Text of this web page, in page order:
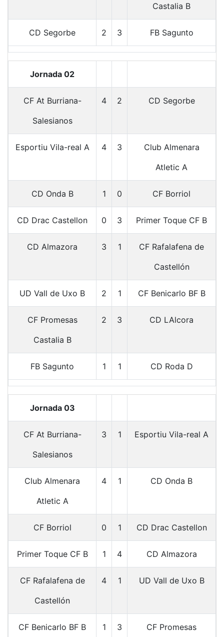
Castalia B
CD Segorbe 2 3 FB Sagunto
Jornada 02
CF At Burriana-
Salesianos
4 2 CD Segorbe
Esportiu Vila-real A 4 3
Club Almenara
Atletic A
CD Onda B 1 0 CF Borriol
CD Drac Castellon 0 3 Primer Toque CF B
CD Almazora 3 1
CF Rafalafena de
Castellón
UD Vall de Uxo B 2 1 CF Benicarlo BF B
CF Promesas
Castalia B
2 3 CD LAlcora
FB Sagunto 1 1 CD Roda D
Jornada 03
CF At Burriana-
Salesianos
3 1 Esportiu Vila-real A
Club Almenara
Atletic A
4 1 CD Onda B
CF Borriol 0 1 CD Drac Castellon
Primer Toque CF B 1 4 CD Almazora
CF Rafalafena de
Castellón
4 1 UD Vall de Uxo B
CF Benicarlo BF B 1 3 CF Promesas